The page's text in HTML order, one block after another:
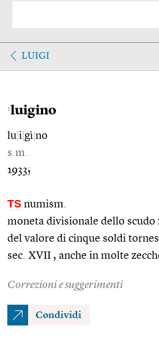
LUIGI
1luigino
lu i gì no
s.m.
1933;
TS numism.
moneta divisionale dello scudo
del valore di cinque soldi
sec. XVII , anche in molte
Correzioni e suggerimenti
Condividi